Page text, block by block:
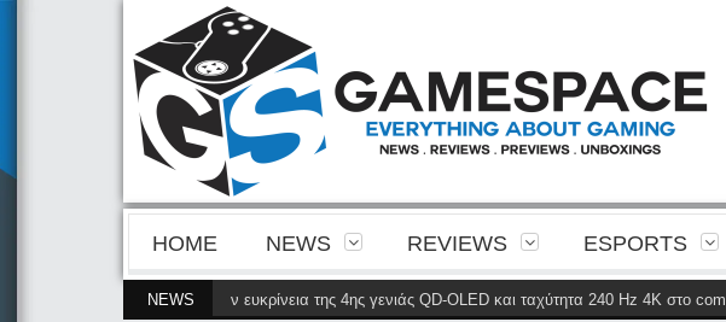
HOME NEWS REVIEWS ESPORTS
NEWS
32M2N8900P φέρνει την ευκρίνεια της 4ης γενιάς QD-OLED και ταχύτητα 240 Hz 4K στο